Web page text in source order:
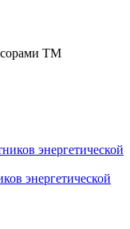
ТМ
энергетической